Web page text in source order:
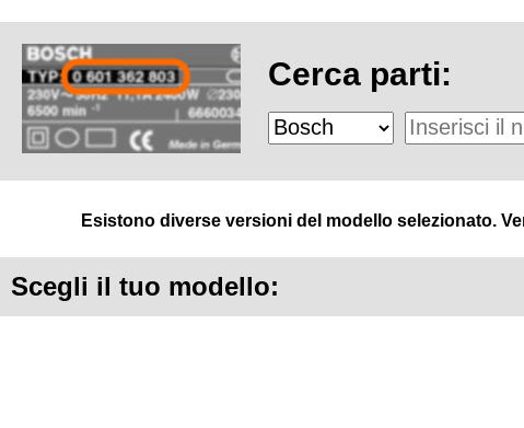
Cerca parti:
Esistono diverse versioni del modello selezionato.
Scegli il tuo modello: